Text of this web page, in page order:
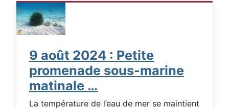
9 août 2024 : Petite
promenade sous-marine
matinale …
La température de l’eau de mer se maintient